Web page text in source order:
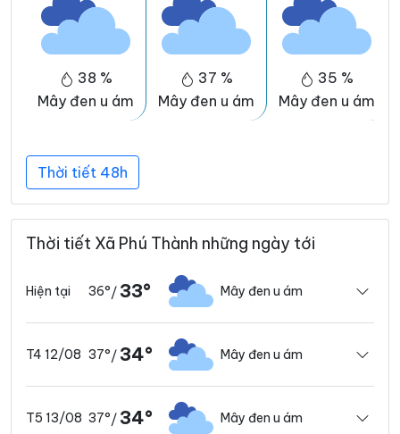
38 %
Mây đen u ám
37 %
Mây đen u ám
35 %
Mây đen u ám
Thời tiết 48h
Thời tiết Xã Phú Thành những ngày tới
Hiện tại 36°/ 33° Mây đen u ám
T4 12/08 37°/ 34° Mây đen u ám
T5 13/08 37°/ 34° Mây đen u ám